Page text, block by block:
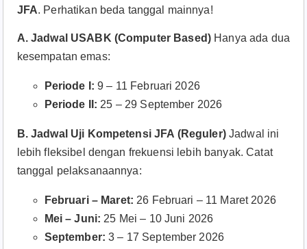
JFA. Perhatikan beda tanggal mainnya!
A. Jadwal USABK (Computer Based) Hanya ada dua
kesempatan emas:
Periode I: 9 – 11 Februari 2026
Periode II: 25 – 29 September 2026
B. Jadwal Uji Kompetensi JFA (Reguler)Jadwal ini
lebih fleksibel dengan frekuensi lebih banyak. Catat
tanggal pelaksanaannya:
Februari – Maret: 26 Februari – 11 Maret 2026
Mei – Juni: 25 Mei – 10 Juni 2026
September: 3 – 17 September 2026